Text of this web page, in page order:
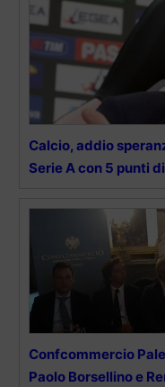
Calcio, addio
Serie A con 5 punti
Confcommercio
Paolo Borsellino e